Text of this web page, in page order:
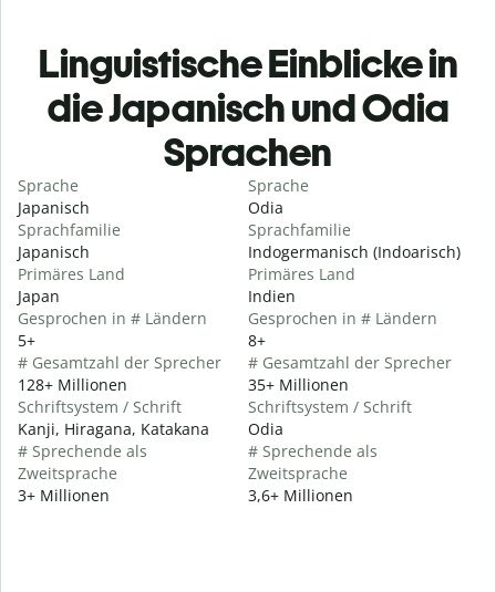
Linguistische Einblicke in
die Japanisch und Odia
Sprachen
Sprache
Japanisch
Sprachfamilie
Japanisch
Primäres Land
Japan
Gesprochen in # Ländern
5+
# Gesamtzahl der Sprecher
128+ Millionen
Schriftsystem / Schrift
Kanji, Hiragana, Katakana
# Sprechende als
Zweitsprache
3+ Millionen
Sprache
Odia
Sprachfamilie
Indogermanisch (Indoarisch)
Primäres Land
Indien
Gesprochen in # Ländern
8+
# Gesamtzahl der Sprecher
35+ Millionen
Schriftsystem / Schrift
Odia
# Sprechende als
Zweitsprache
3,6+ Millionen